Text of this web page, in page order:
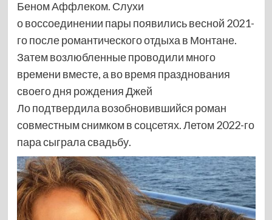
Беном Аффлеком. Слухи
о воссоединении пары появились весной 2021-
го после романтического отдыха в Монтане.
Затем возлюбленные проводили много
времени вместе, а во время празднования
своего дня рождения Джей
Ло подтвердила возобновившийся роман
совместным снимком в соцсетях. Летом 2022-го
пара сыграла свадьбу.